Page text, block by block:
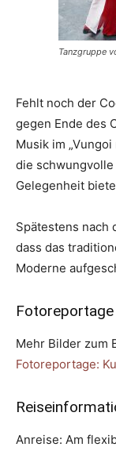
Tanzgruppe
Fehlt noch der
gegen Ende des
Musik im
die schwungvolle
Gelegenheit
Spätestens nach
dass das
Moderne
Fotoreportage
Mehr Bilder zum
Fotoreportage:
Anreise: Am